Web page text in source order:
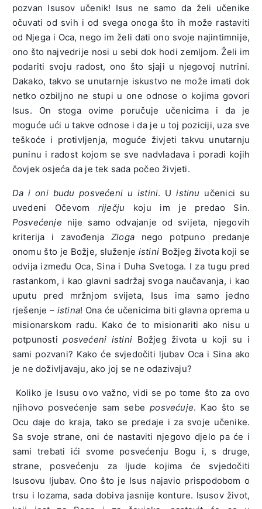
pozvan Isusov učenik! Isus ne samo da želi učenike
očuvati od svih i od svega onoga što ih može rastaviti
od Njega i Oca, nego im želi dati ono svoje najintimnije,
ono što najvedrije nosi u sebi dok hodi zemljom. Želi im
podariti svoju radost, ono što sjaji u njegovoj nutrini.
Dakako, takvo se unutarnje iskustvo ne može imati dok
netko ozbiljno ne stupi u one odnose o kojima govori
Isus. On stoga ovime poručuje učenicima i da je
moguće ući u takve odnose i da je u toj poziciji, uza sve
teškoće i protivljenja, moguće živjeti takvu unutarnju
puninu i radost kojom se sve nadvladava i poradi kojih
čovjek osjeća da je tek sada počeo živjeti.
Da i oni budu posvećeni u istini. Uistinu učenici su
uvedeni Očevom riječju koju im je predao Sin.
Posvećenje nije samo odvajanje od svijeta, njegovih
kriterija i zavođenja Zloga nego potpuno predanje
onomu što je Božje, služenje istini Božjeg života koji se
odvija između Oca, Sina i Duha Svetoga. I za tugu pred
rastankom, i kao glavni sadržaj svoga naučavanja, i kao
uputu pred mržnjom svijeta, Isus ima samo jedno
rješenje – istina! Ona će učenicima biti glavna oprema u
misionarskom radu. Kako će to misionariti ako nisu u
potpunostiposvećeni istini Božjeg života u koji su i
sami pozvani? Kako će svjedočiti ljubav Oca i Sina ako
je ne doživljavaju, ako joj se ne odazivaju?
Koliko je Isusu ovo važno, vidi se po tome što za ovo
njihovo posvećenje sam sebeposvećuje. Kao što se
Ocu daje do kraja, tako se predaje i za svoje učenike.
Sa svoje strane, oni će nastaviti njegovo djelo pa će i
sami trebati ići svome posvećenju Bogu i, s druge,
strane, posvećenju za ljude kojima će svjedočiti
Isusovu ljubav. Ono što je Isus najavio prispodobom o
trsu i lozama, sada dobiva jasnije konture. Isusov život,